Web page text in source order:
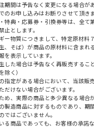
期間は予告なく変更になる場合があ
のお申し込みはお断りさせて頂きま
特典・応募券・引換券等は、全て
止とします。
ー物質につきまして、特定原材料
、そば）が商品の原材料に含まれ
表示しています。
した場合は予告なく再販売するこ
除く）
指定がある場合において、当該販
だけない場合がございます。
め、実際の商品と多少異なる場合
製造商品に対するものであり、期
ではございません。
る商品であっても、お客様の承諾